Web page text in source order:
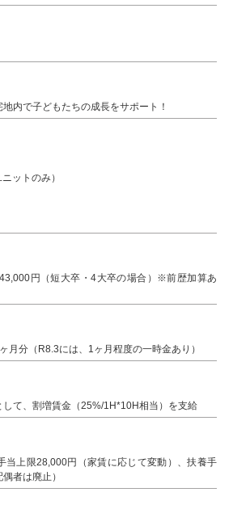
内で子どもたちの成長をサポート！
ットのみ）
円（短大卒・4大卒の場合）※前歴加算あ
月分（R8.3には、1ヶ月程度の一時金あり）
て、割増賃金（25%/1H*10H相当）を支給
当上限28,000円（家賃に応じて変動）、扶養手
者は廃止）